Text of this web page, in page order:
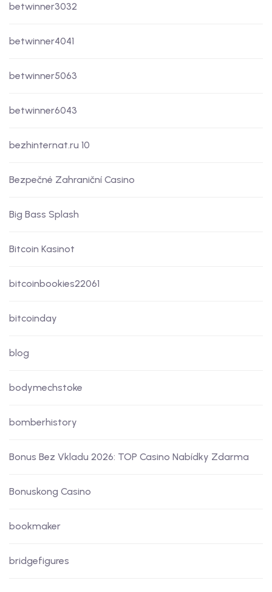
betwinner3032
betwinner4041
betwinner5063
betwinner6043
bezhinternat.ru 10
Bezpečné Zahraniční Casino
Big Bass Splash
Bitcoin Kasinot
bitcoinbookies22061
bitcoinday
blog
bodymechstoke
bomberhistory
Bonus Bez Vkladu 2026: TOP Casino Nabídky Zdarma
Bonuskong Casino
bookmaker
bridgefigures